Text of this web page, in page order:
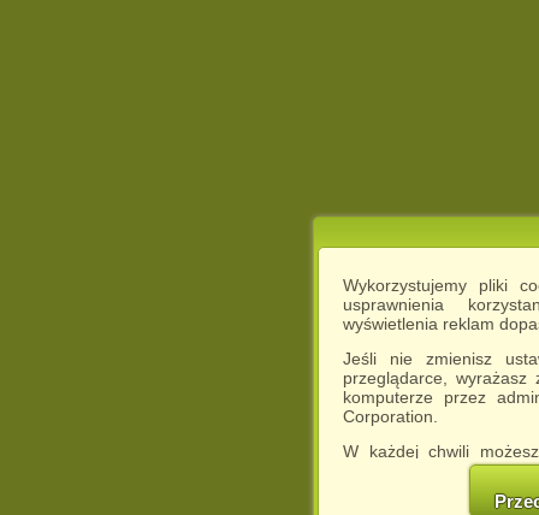
Wykorzystujemy pliki
usprawnienia
wyświetlenia reklam
Jeśli nie zmienisz
przeglądarce,
komputerze przez
Corporation.
W każdej chwili
cookies w swojej
w naszej
http://chomikuj.pl/